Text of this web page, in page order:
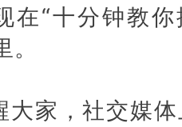
在“十分钟教你
大家，社交媒